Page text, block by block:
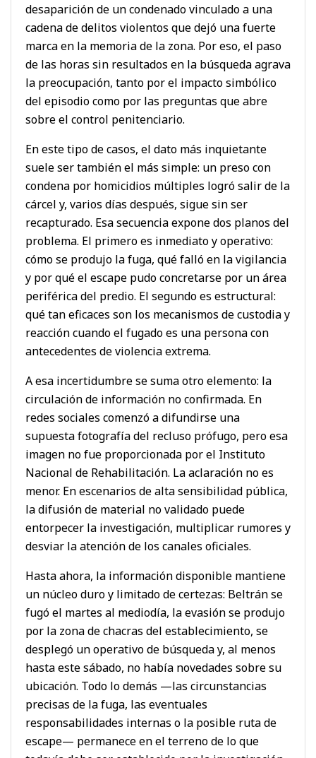
desaparición de un condenado vinculado a una
cadena de delitos violentos que dejó una fuerte
marca en la memoria de la zona. Por eso, el paso
de las horas sin resultados en la búsqueda agrava
la preocupación, tanto por el impacto simbólico
del episodio como por las preguntas que abre
sobre el control penitenciario.
En este tipo de casos, el dato más inquietante
suele ser también el más simple: un preso con
condena por homicidios múltiples logró salir de la
cárcel y, varios días después, sigue sin ser
recapturado. Esa secuencia expone dos planos del
problema. El primero es inmediato y operativo:
cómo se produjo la fuga, qué falló en la vigilancia
y por qué el escape pudo concretarse por un área
periférica del predio. El segundo es estructural:
qué tan eficaces son los mecanismos de custodia y
reacción cuando el fugado es una persona con
antecedentes de violencia extrema.
A esa incertidumbre se suma otro elemento: la
circulación de información no confirmada. En
redes sociales comenzó a difundirse una
supuesta fotografía del recluso prófugo, pero esa
imagen no fue proporcionada por el Instituto
Nacional de Rehabilitación. La aclaración no es
menor. En escenarios de alta sensibilidad pública,
la difusión de material no validado puede
entorpecer la investigación, multiplicar rumores y
desviar la atención de los canales oficiales.
Hasta ahora, la información disponible mantiene
un núcleo duro y limitado de certezas: Beltrán se
fugó el martes al mediodía, la evasión se produjo
por la zona de chacras del establecimiento, se
desplegó un operativo de búsqueda y, al menos
hasta este sábado, no había novedades sobre su
ubicación. Todo lo demás —las circunstancias
precisas de la fuga, las eventuales
responsabilidades internas o la posible ruta de
escape— permanece en el terreno de lo que